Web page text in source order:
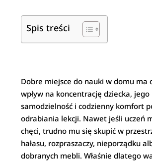
Spis treści
Dobre miejsce do nauki w domu ma
wpływ na koncentrację dziecka, jego
samodzielność i codzienny komfort
odrabiania lekcji. Nawet jeśli uczeń
chęci, trudno mu się skupić w
hałasu, rozpraszaczy, nieporządku
dobranych mebli. Właśnie dlatego